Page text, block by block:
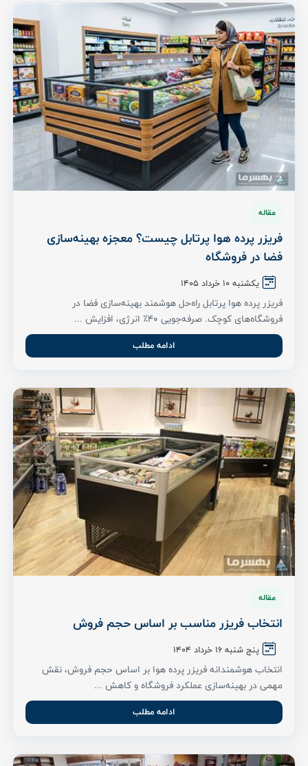
مقاله
فریزر پرده هوا پرتابل چیست؟ معجزه بهینه‌سازی
فضا در فروشگاه‌
یکشنبه 10 خرداد ۱۴۰۵
فریزر پرده هوا پرتابل راه‌حل هوشمند بهینه‌سازی فضا در
فروشگاه‌های کوچک. صرفه‌جویی ۴۰٪ انرژی، افزایش ...
ادامه مطلب
مقاله
انتخاب فریزر مناسب بر اساس حجم فروش
پنج شنبه ۱۶ خرداد ۱۴۰۴
انتخاب هوشمندانه فریزر پرده هوا بر اساس حجم فروش، نقش
مهمی در بهینه‌سازی عملکرد فروشگاه و کاهش ...
ادامه مطلب